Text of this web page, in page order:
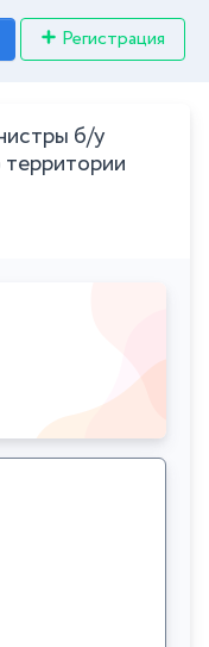
Регистрация
б/у
территории